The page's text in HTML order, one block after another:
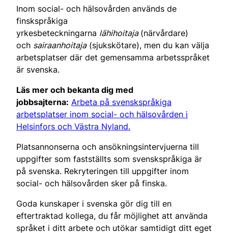
Inom social- och hälsovården används de
finskspråkiga
yrkesbeteckningarna lähihoitaja (närvårdare)
och sairaanhoitaja(sjukskötare), men du kan välja
arbetsplatser där det gemensamma arbetsspråket
är svenska.
Läs mer och bekanta dig med
jobbsajterna: Arbeta på svenskspråkiga
arbetsplatser inom social- och hälsovården i
Helsinfors och Västra Nyland.
Platsannonserna och ansökningsintervjuerna till
uppgifter som fastställts som svenskspråkiga är
på svenska. Rekryteringen till uppgifter inom
social- och hälsovården sker på finska.
Goda kunskaper i svenska gör dig till en
eftertraktad kollega, du får möjlighet att använda
språket i ditt arbete och utökar samtidigt ditt eget